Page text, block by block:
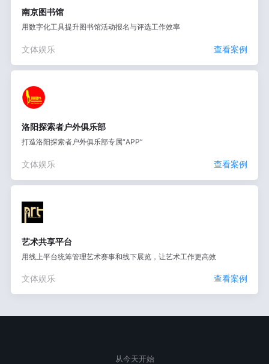
南京图书馆
用数字化工具提升图书馆活动报名与评选工作效率
文体娱乐 查看案例
洛阳探索者户外俱乐部
打造洛阳探索者户外俱乐部专属“APP”
文体娱乐 查看案例
艺术共享平台
用线上平台统筹管理艺术赛事和线下展览，让艺术工作更高效
文体娱乐 查看案例
从今天开始